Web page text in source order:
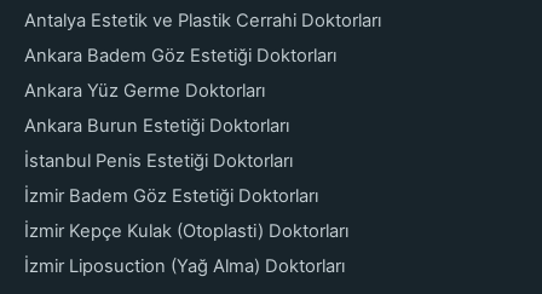
Antalya Estetik ve Plastik Cerrahi Doktorları
Ankara Badem Göz Estetiği Doktorları
Ankara Yüz Germe Doktorları
Ankara Burun Estetiği Doktorları
İstanbul Penis Estetiği Doktorları
İzmir Badem Göz Estetiği Doktorları
İzmir Kepçe Kulak (Otoplasti) Doktorları
İzmir Liposuction (Yağ Alma) Doktorları